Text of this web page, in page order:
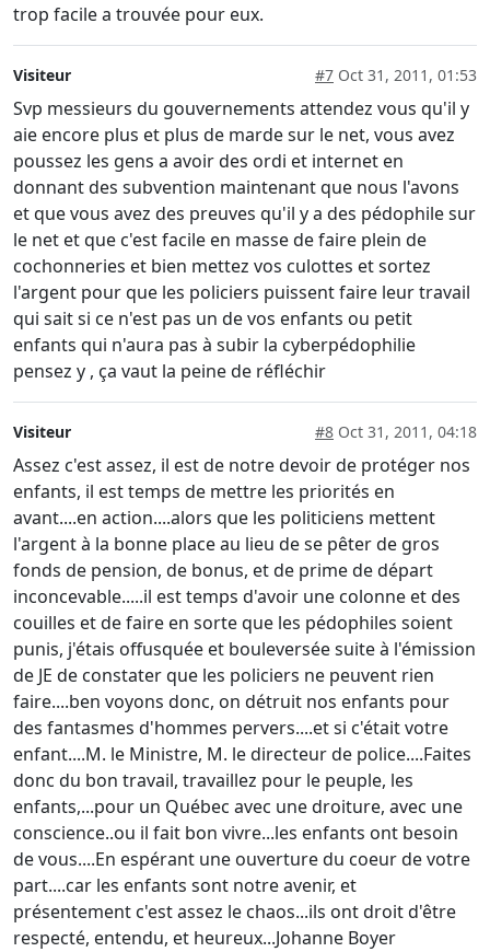
trop facile a trouvée pour eux.
Visiteur #7 Oct 31, 2011, 01:53
Svp messieurs du gouvernements attendez vous qu'il y
aie encore plus et plus de marde sur le net, vous avez
poussez les gens a avoir des ordi et internet en
donnant des subvention maintenant que nous l'avons
et que vous avez des preuves qu'il y a des pédophile sur
le net et que c'est facile en masse de faire plein de
cochonneries et bien mettez vos culottes et sortez
l'argent pour que les policiers puissent faire leur travail
qui sait si ce n'est pas un de vos enfants ou petit
enfants qui n'aura pas à subir la cyberpédophilie
pensez y , ça vaut la peine de réfléchir
Visiteur #8 Oct 31, 2011, 04:18
Assez c'est assez, il est de notre devoir de protéger nos
enfants, il est temps de mettre les priorités en
avant....en action....alors que les politiciens mettent
l'argent à la bonne place au lieu de se pêter de gros
fonds de pension, de bonus, et de prime de départ
inconcevable.....il est temps d'avoir une colonne et des
couilles et de faire en sorte que les pédophiles soient
punis, j'étais offusquée et bouleversée suite à l'émission
de JE de constater que les policiers ne peuvent rien
faire....ben voyons donc, on détruit nos enfants pour
des fantasmes d'hommes pervers....et si c'était votre
enfant....M. le Ministre, M. le directeur de police....Faites
donc du bon travail, travaillez pour le peuple, les
enfants,...pour un Québec avec une droiture, avec une
conscience..ou il fait bon vivre...les enfants ont besoin
de vous....En espérant une ouverture du coeur de votre
part....car les enfants sont notre avenir, et
présentement c'est assez le chaos...ils ont droit d'être
respecté, entendu, et heureux...Johanne Boyer